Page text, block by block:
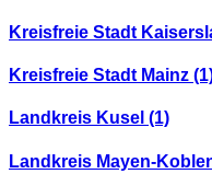
Kreisfreie Stadt
Kreisfreie Stadt Mainz
Landkreis Kusel (1)
Landkreis Mayen-